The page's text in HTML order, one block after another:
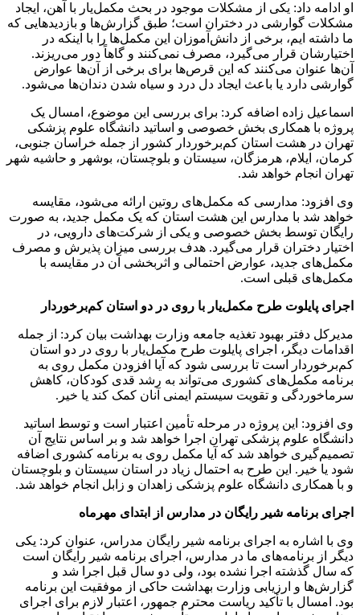
او ادامه داد: یکی از مشکلات موجود در بحث مکمل‌یار با آهن، ایجاد
مشکلات گوارشی در دختران است؛ طبق گزارش‌ها و بازدیدهایی که
ما داشته ایم، برخی از دانش‌آموزان این مکمل‌ها را با اینکه در
اختیارشان قرار می‌گیرد، مصرف نمی‌کنند و گاهاً دور می‌ریزند.
آن‌ها عنوان می‌کنند که این قرص‌ها برای برخی از آن‌ها عوارض
گوارشی دارد یا باعث ایجاد دل درد و سیاه شدن دندان‌ها می‌شود.
اسماعیل زاده اضافه کرد: برای بررسی این موضوع، امسال یک
پروژه با همکاری بخش خصوصی و اساتید دانشگاه علوم پزشکی
تهران در هشت استان کم‌برخوردار کشور از جمله خراسان جنوبی،
کرمان، ایلام، هرمزگان، سیستان و بلوچستان، بوشهر و حاشیه شهر
تهران انجام خواهد شد.
وی افزود: مدارسی که مکمل‌های روتین ارائه می‌شود، مقایسه
خواهد شد با مدارس این هشت استان که یک مکمل جدید، به صورت
رایگان توسط بخش خصوصی و یکی از شرکت‌های دارویی، در
اختیار دختران قرار می‌گیرد. هدف بررسی میزان پذیرش و مصرف
مکمل‌های جدید، عوارض احتمالی و اثربخشی آن در مقایسه با
مکمل‌های قبلی است.
اجرای پایلوت طرح مکمل‌یار با روی در دو استان کم‌برخوردار
مدیرکل دفتر بهبود تغذیه جامعه وزارت بهداشت بیان کرد: از جمله
اقدامات دیگر، اجرای پایلوت طرح مکمل‌یار با روی در دو استان
کم‌برخوردار است تا بررسی شود که آیا افزودن مکمل روی به
برنامه مکمل‌های کشوری می‌تواند به رشد قدی کودکان، کاهش
سرماخوردگی و تقویت سیستم ایمنی آنان کمک کند یا خیر.
وی افزود: این پروژه در مرحله تأمین اعتبار است و توسط اساتید
دانشگاه علوم پزشکی تهران اجرا خواهد شد و بر اساس نتایج آن
تصمیم‌گیری خواهد شد که آیا مکمل روی به برنامه کشوری اضافه
شود یا خیر. این طرح به احتمال زیاد در استان سیستان و بلوچستان
و با همکاری دانشگاه علوم پزشکی زاهدان و زابل انجام خواهد شد.
اجرای برنامه شیر رایگان در مدارس از ابتدای مهرماه
وی با اشاره به اجرای برنامه شیر رایگان مدراس، عنوان کرد: یکی
دیگر از برنامه‌های ما در مدارس، اجرای برنامه شیر رایگان است
که سال گذشته اجرا نشده بود، ولی دو سال قبل اجرا شد و
گزارش‌ها و ارزیابی وزارت بهداشت حاکی از موفقیت این برنامه
بود. امسال با تأکید ریاست محترم جمهور، اعتبار لازم برای اجرای